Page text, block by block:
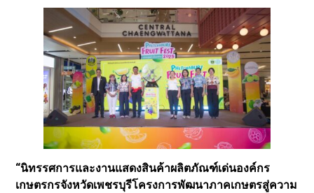
“นิทรรศการและงานแสดงสินค้าผลิตภัณฑ์เด่นองค์กร
เกษตรกรจังหวัดเพชรบุรีโครงการพัฒนาภาคเกษตรสู่ความ